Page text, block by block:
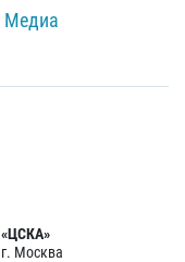
Медиа
«ЦСКА»
г. Москва